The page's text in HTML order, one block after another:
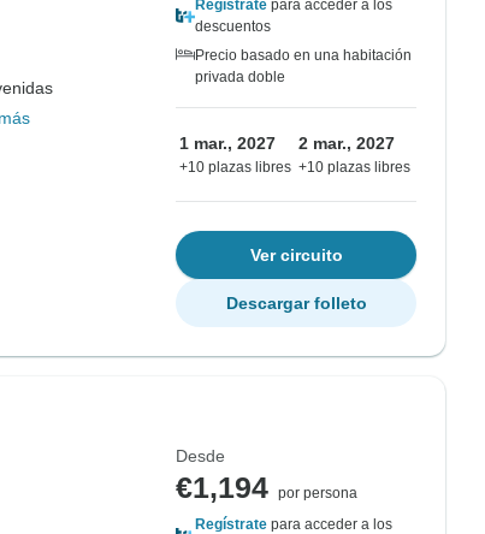
Regístrate para acceder a los
descuentos
Precio basado en una habitación
privada doble
1 mar., 2027
+10 plazas libres
2 mar., 2027
+10 plazas libres
Ver circuito
Descargar folleto
Desde
€1,194 por persona
Regístrate para acceder a los